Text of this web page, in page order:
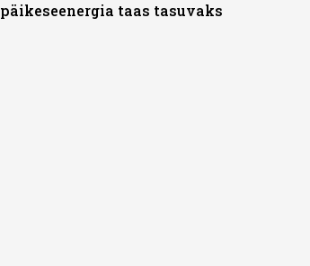
päikeseenergia taas tasuvaks